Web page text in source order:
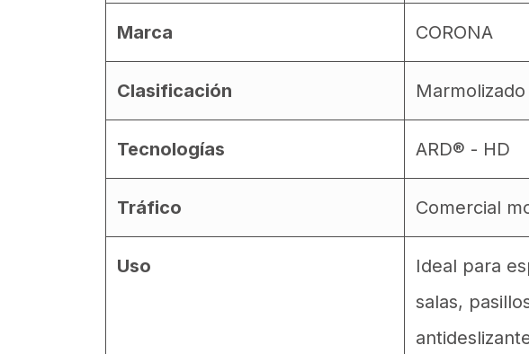
Marca CORONA
Clasificación Marmolizado
Tecnologías ARD® - HD
Tráfico Comercial
Uso
Ideal para
salas,